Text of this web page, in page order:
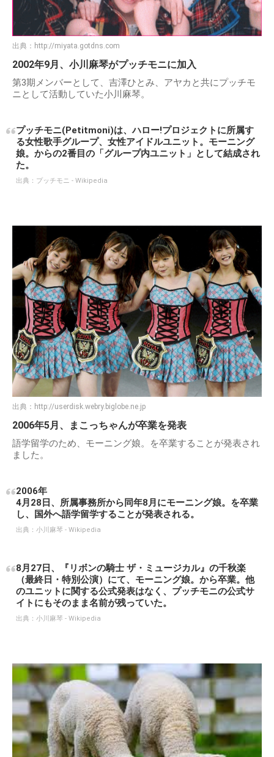
出典： http://miyata.gotdns.com
2002年9月、小川麻琴がプッチモニに加入
第3期メンバーとして、吉澤ひとみ、アヤカと共にプッチモ
ニとして活動していた小川麻琴。
プッチモニ(Petitmoni)は、ハロー!プロジェクトに所属す
る女性歌手グループ、女性アイドルユニット。モーニング
娘。からの2番目の「グループ内ユニット」として結成され
た。
出典： プッチモニ - Wikipedia
出典： http://userdisk.webry.biglobe.ne.jp
2006年5月、まこっちゃんが卒業を発表
語学留学のため、モーニング娘。を卒業することが発表され
ました。
2006年
4月28日、所属事務所から同年8月にモーニング娘。を卒業
し、国外へ語学留学することが発表される。
出典： 小川麻琴 - Wikipedia
8月27日、『リボンの騎士 ザ・ミュージカル』の千秋楽
（最終日・特別公演）にて、モーニング娘。から卒業。他
のユニットに関する公式発表はなく、プッチモニの公式サ
イトにもそのまま名前が残っていた。
出典： 小川麻琴 - Wikipedia